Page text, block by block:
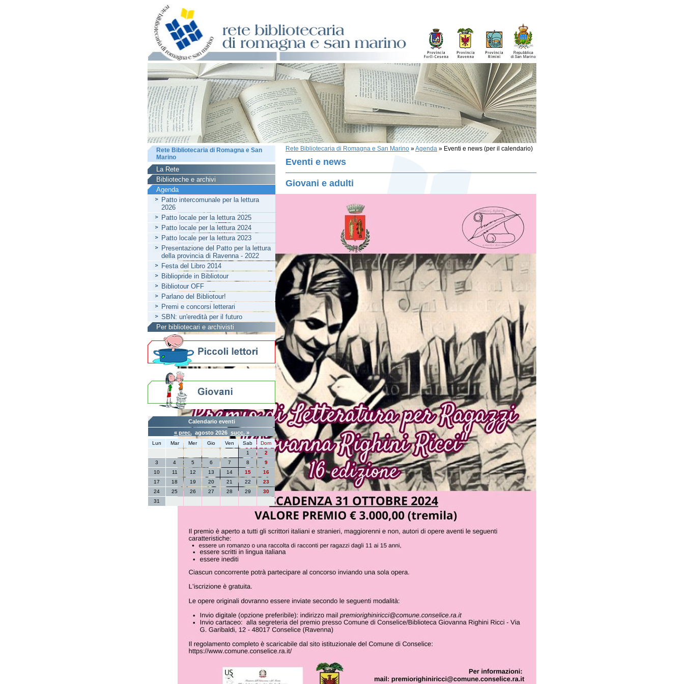
Rete Bibliotecaria di Romagna e San Marino »Agenda » Eventi e news (per il calendario)
Eventi e news
Giovani e adulti
Rete Bibliotecaria di Romagna e San
Marino
La Rete
Biblioteche e archivi
Agenda
Patto intercomunale per la lettura
2026
Patto locale per la lettura 2025
Patto locale per la lettura 2024
Patto locale per la lettura 2023
Presentazione del Patto per la lettura
della provincia di Ravenna - 2022
Festa del Libro 2014
Bibliopride in Bibliotour
Bibliotour OFF
Parlano del Bibliotour!
Premi e concorsi letterari
SBN: un'eredità per il futuro
Per bibliotecari e archivisti
Calendario eventi
« prec.agosto 2026 succ. »
Lun Mar Mer Gio Ven Sab
Dom
1
2
3
4 5 6 7 8
9
10
11 12 13 14 15
16
17
18 19 20 21 22
23
24
25 26 27 28 29
30
31